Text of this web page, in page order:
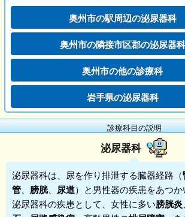
奥州市の駅周辺の泌尿器科
奥州市の隣接市区郡の泌尿器科
奥州市の他の診療科
岩手県の泌尿器科
診療科目の説明
泌尿器科
泌尿器科は、尿を作り排泄する臓器経路（
管
膀胱、 尿道）と男性器の疾患をあつか
泌尿器科の疾患として、女性に多い膀胱炎